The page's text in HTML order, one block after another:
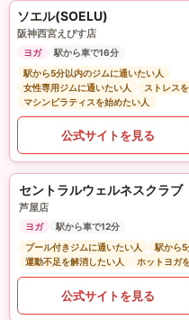
ソエル(SOELU)
阪神西宮えびす店
ヨガ
駅から車で16分
駅から5分以内のジムに通いたい人
女性専用ジムに通いたい人
ストレス
マシンピラティスを始めたい人
公式サイトを見る
セントラルウェルネスクラブ
芦屋店
ヨガ
駅から車で12分
プール付きジムに通いたい人
駅から5
運動不足を解消したい人
ホットヨガ
公式サイトを見る